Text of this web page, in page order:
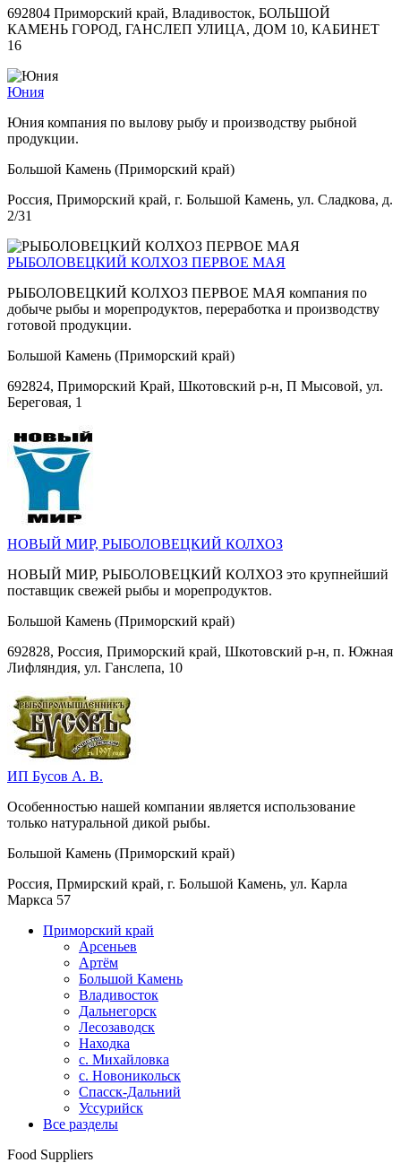
692804 Приморский край, Владивосток, БОЛЬШОЙ
КАМЕНЬ ГОРОД, ГАНСЛЕП УЛИЦА, ДОМ 10, КАБИНЕТ
16
Юния
Юния компания по вылову рыбу и производству рыбной
продукции.
Большой Камень (Приморский край)
Россия, Приморский край, г. Большой Камень, ул. Сладкова, д.
2/31
РЫБОЛОВЕЦКИЙ КОЛХОЗ ПЕРВОЕ МАЯ
РЫБОЛОВЕЦКИЙ КОЛХОЗ ПЕРВОЕ МАЯ компания по
добыче рыбы и морепродуктов, переработка и производству
готовой продукции.
Большой Камень (Приморский край)
692824, Приморский Край, Шкотовский р-н, П Мысовой, ул.
Береговая, 1
НОВЫЙ МИР, РЫБОЛОВЕЦКИЙ КОЛХОЗ
НОВЫЙ МИР, РЫБОЛОВЕЦКИЙ КОЛХОЗ это крупнейший
поставщик свежей рыбы и морепродуктов.
Большой Камень (Приморский край)
692828, Россия, Приморский край, Шкотовский р-н, п. Южная
Лифляндия, ул. Ганслепа, 10
ИП Бусов А. В.
Особенностью нашей компании является использование
только натуральной дикой рыбы.
Большой Камень (Приморский край)
Россия, Прмирский край, г. Большой Камень, ул. Карла
Маркса 57
Приморский край
Арсеньев
Артём
Большой Камень
Владивосток
Дальнегорск
Лесозаводск
Находка
с. Михайловка
с. Новоникольск
Спасск-Дальний
Уссурийск
Все разделы
Food Suppliers